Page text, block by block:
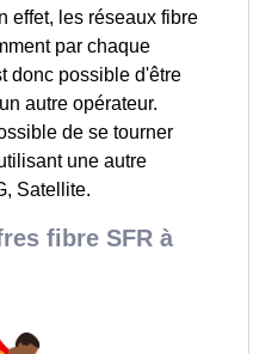
effet, les réseaux fibre
par chaque
donc possible d'être
autre opérateur.
de se tourner
une autre
Satellite.
fibre SFR à